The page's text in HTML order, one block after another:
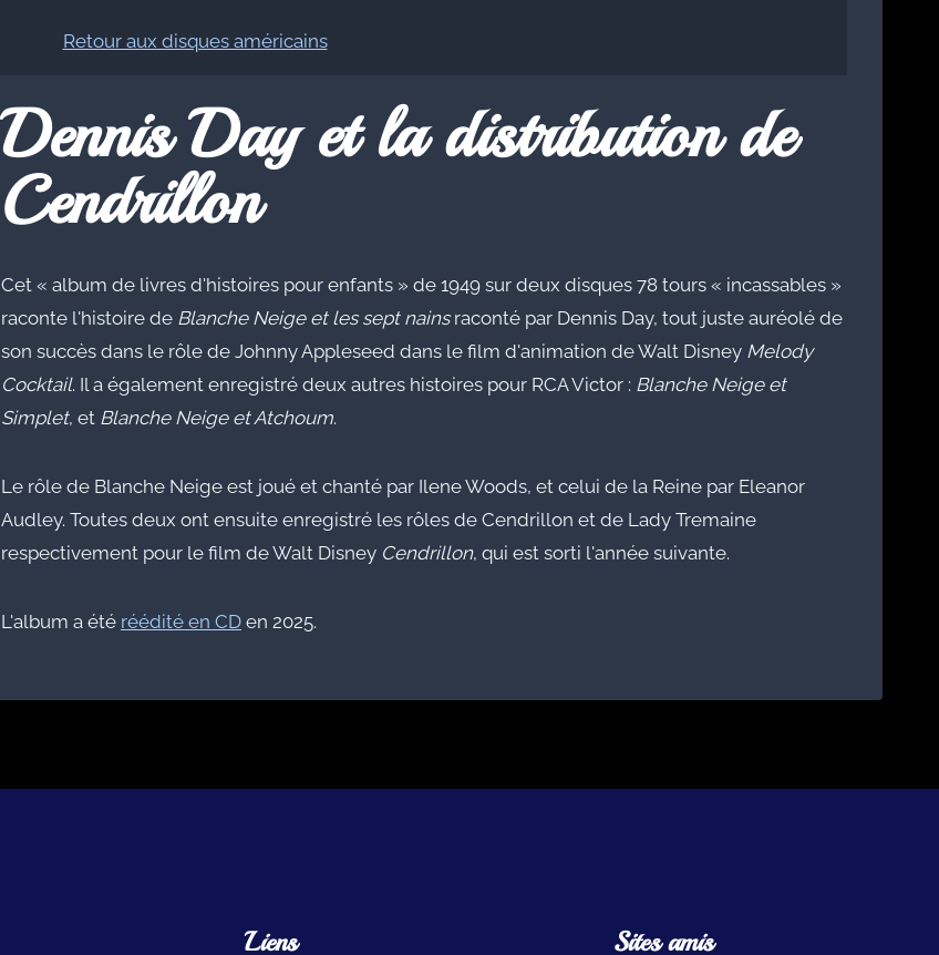
Retour aux disques américains
Dennis Day et la distribution de
Cendrillon
Cet « album de livres d'histoires pour enfants » de 1949 sur deux disques 78 tours « incassables »
raconte l'histoire de Blanche Neige et les sept nainsraconté par Dennis Day, tout juste auréolé de
son succès dans le rôle de Johnny Appleseed dans le film d'animation de Walt Disney Melody
Cocktail. Il a également enregistré deux autres histoires pour RCA Victor : Blanche Neige et
Simplet, et Blanche Neige et Atchoum.
Le rôle de Blanche Neige est joué et chanté par Ilene Woods, et celui de la Reine par Eleanor
Audley. Toutes deux ont ensuite enregistré les rôles de Cendrillon et de Lady Tremaine
respectivement pour le film de Walt Disney Cendrillon, qui est sorti l'année suivante.
L'album a été réédité en CD en 2025.
Liens Sites amis